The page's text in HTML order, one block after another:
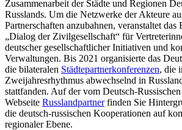
Zusammenarbeit der Städte und Regionen
Russlands. Um die Netzwerke der Akteure
Partnerschaften anzubahnen, veranstaltet das
„Dialog der Zivilgesellschaft“ für
deutscher gesellschaftlicher Initiativen und
Verwaltungen. Bis 2021 organisierte das
die bilateralen Städtepartnerkonferenzen, die
Zweijahresrhythmus abwechselnd in
stattfanden. Auf der vom Deutsch-
Webseite Russlandpartnerfinden Sie
die deutsch-russischen Kooperationen auf
regionaler Ebene.